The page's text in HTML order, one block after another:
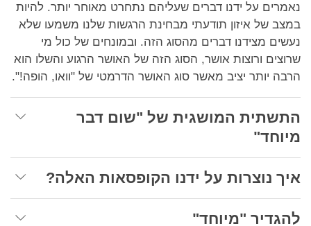
נאמרים על ידנו דברים שעליהם נתחרט מאוחר יותר. להיות
במצב של איזון תודעתי מבחינת הרגשות שלנו משמעו שלא
נעשים מצידנו דברים מהסוג הזה. ובמונחים של כול מי
שרוצים ורוצות אושר, הסוג הזה של האושר הרגוע והשלו הוא
הרבה יותר יציב מאשר סוג האושר הדרמטי של "וואו, הופה!".
התשתית המושגית של "שום דבר
מיוחד"
איך נוצרות על ידנו הקופסאות האלה?
להגדיר "מיוחד"